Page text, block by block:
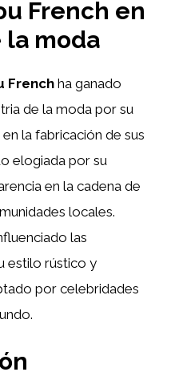
French en
la moda
Frenchha ganado
de la moda por su
la fabricación de sus
elogiada por su
en la cadena de
locales.
las
estilo rústico y
por celebridades